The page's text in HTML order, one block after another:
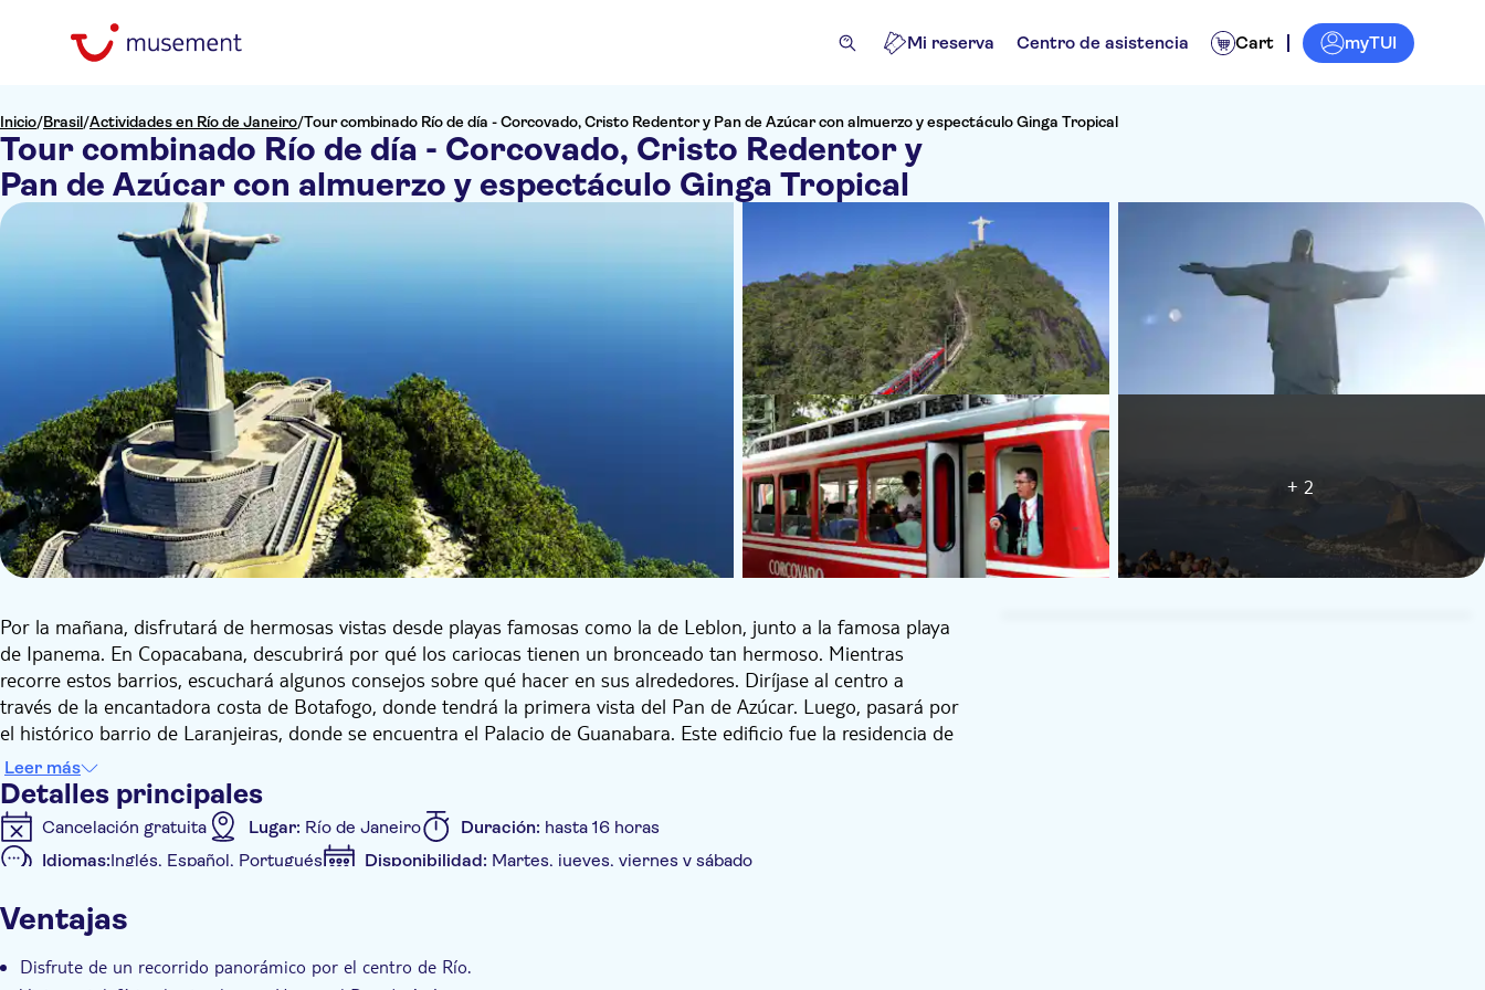
Mi reserva Centro de asistencia Cart myTUI
Inicio/Brasil/Actividades en Río de Janeiro/Tour combinado Río de día - Corcovado, Cristo Redentor y Pan de Azúcar con almuerzo y espectáculo Ginga Tropical
Tour combinado Río de día - Corcovado, Cristo Redentor y
Pan de Azúcar con almuerzo y espectáculo Ginga Tropical
+ 2
Por la mañana, disfrutará de hermosas vistas desde playas famosas como la de Leblon, junto a la famosa playa
de Ipanema. En Copacabana, descubrirá por qué los cariocas tienen un bronceado tan hermoso. Mientras
recorre estos barrios, escuchará algunos consejos sobre qué hacer en sus alrededores. Diríjase al centro a
través de la encantadora costa de Botafogo, donde tendrá la primera vista del Pan de Azúcar. Luego, pasará por
el histórico barrio de Laranjeiras, donde se encuentra el Palacio de Guanabara. Este edificio fue la residencia de
la Princesa Isabel, quien en 1888 firmó la Ley Áurea (Ley Áurea), que abolió formalmente la esclavitud en Brasil.
Después, cruzará el túnel de Santa Bárbara y disfrutará de un recorrido panorámico por el centro de Río,
pasando por el Sambódromo y una parada en la Catedral Metropolitana. Tendrá unos minutos para visitar la
iglesia hasta que sea hora de regresar al autobús.
Desde allí, se dirigirá a Urca a través del Aterro do Flamengo y sus parques, y escuchará todo sobre la
justo antes de llegar al Pan de Azúcar. Subirá a la cima en dos etapas en teleférico. El primer teleférico le llevará
al cerro Urca, un mirador a 215 metros de altura. Desde esta etapa, un segundo teleférico le llevará a la cima. A
395 metros, disfrutará de impresionantes vistas de la playa de Copacabana, Niterói y la fortaleza de Santa Cruz.
Leer más
Detalles principales
Cancelación gratuita Lugar: Río de Janeiro Duración: hasta 16 horas
Idiomas:Inglés, Español, Portugués Disponibilidad: Martes, jueves, viernes y sábado
Detalles extra
Confirmación al momento Sin colas Grupo estándar
Ventajas
Disfrute de un recorrido panorámico por el centro de Río.